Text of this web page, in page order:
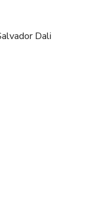
Dali